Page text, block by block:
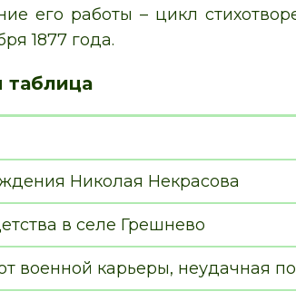
его работы – цикл
1877 года.
таблица
Николая Некрасова
в селе Грешнево
военной карьеры, неудачная